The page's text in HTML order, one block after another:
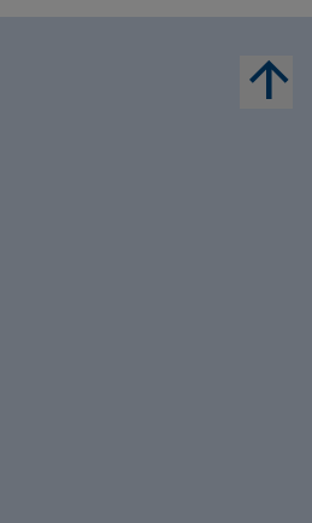
arrow_upward